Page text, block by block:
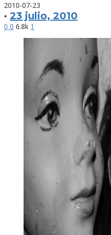
2010-07-23
· 23 julio, 2010
0 0 6.8k 1